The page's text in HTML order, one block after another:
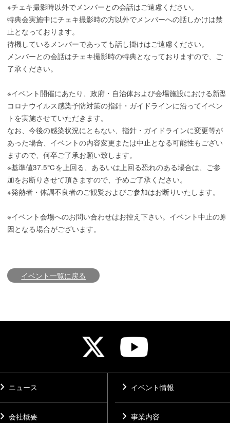
※チェキ撮影時以外でメンバーとの会話はご遠慮ください。
特典会実施中にチェキ撮影時の方以外でメンバーへの話しかけは禁
止となっております。
待機しているメンバーであっても話し掛けはご遠慮ください。
メンバーとの会話はチェキ撮影時の特典となっておりますので、ご
了承ください。
※イベント開催にあたり、政府・自治体および会場施設における新型
コロナウイルス感染予防対策の指針・ガイドラインに沿ってイベン
トを実施させていただきます。
なお、今後の感染状況にともない、指針・ガイドラインに変更等が
あった場合、イベントの内容変更または中止となる可能性もござい
ますので、何卒ご了承お願い致します。
※基準値37.5℃を上回る、あるいは上回る恐れのある場合は、ご参
加をお断りさせて頂きますので、予めご了承ください。
※発熱者・体調不良者のご観覧およびご参加はお断りいたします。
※イベント会場へのお問い合わせはお控え下さい。イベント中止の原
因となる場合がございます。
イベント一覧に戻る
ニュース chevron_right イベント情報
会社概要 chevron_right 事業内容